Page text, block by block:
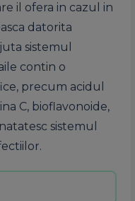
il ofera in cazul in
datorita
sistemul
contin o
precum acidul
C, bioflavonoide,
sistemul